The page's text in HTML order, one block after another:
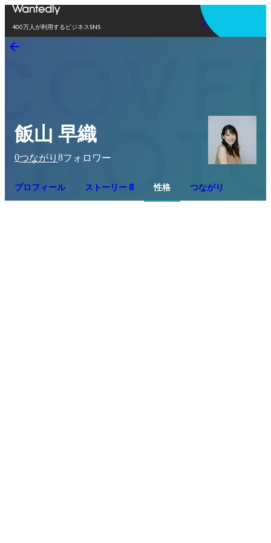
400万人が利用するビジネスSNS
アプリを使う
飯山 早織
0つながり 8フォロワー
プロフィール ストーリー 8 性格 つながり